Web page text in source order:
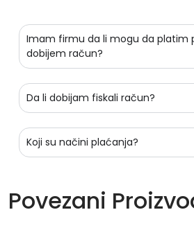
Imam firmu da li mogu da platim
dobijem račun?
Da li dobijam fiskali račun?
Koji su načini plaćanja?
Povezani